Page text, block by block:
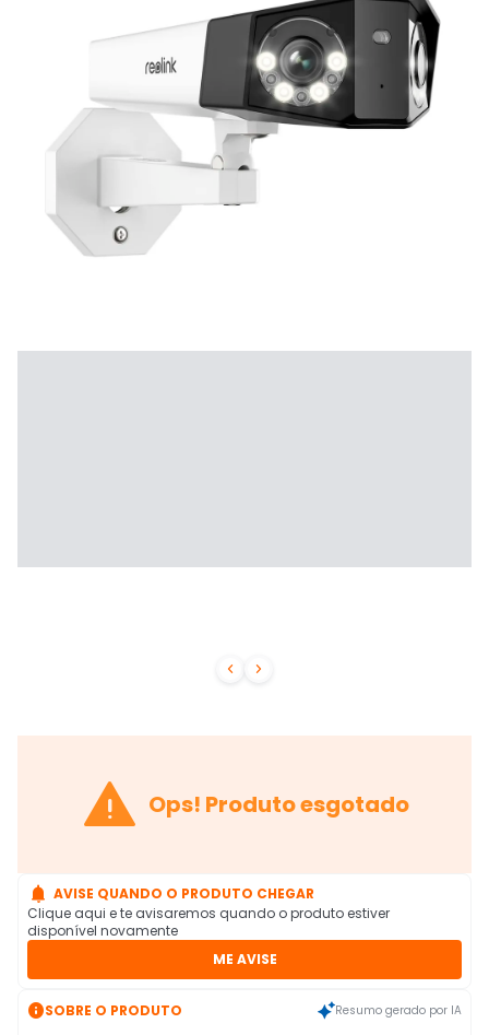
 
 Ops! Produto esgotado
 AVISE QUANDO O PRODUTO CHEGAR
Clique aqui e te avisaremos quando o produto estiver
disponível novamente
ME AVISE
SOBRE O PRODUTO Resumo gerado por IA